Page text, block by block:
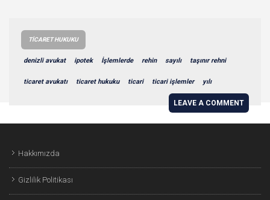
TICARET HUKUKU
denizli avukat ipotek İşlemlerde rehin sayılı taşınır rehni
ticaret avukatı ticaret hukuku ticari ticari işlemler yılı
LEAVE A COMMENT
Hakkımızda
Gizlilik Politikası